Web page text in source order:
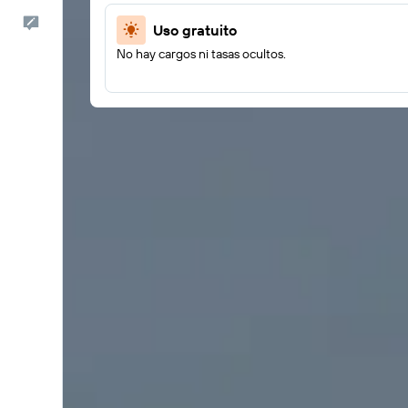
Comentarios Uso gratuito
No hay cargos ni tasas ocultos.